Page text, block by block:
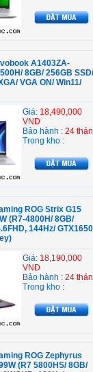
A1403ZA-
8GB/ 256GB SSD/
VGA ON/ Win11/
Giá: 18,490,000
VND
Bảo hành : 24
Trong kho :
ROG Strix G15
(R7-4800H/ 8GB/
144Hz/ GTX1650
Giá: 18,190,000
VND
Bảo hành : 24
Trong kho :
ROG Zephyrus
(R7 5800HS/ 8GB/